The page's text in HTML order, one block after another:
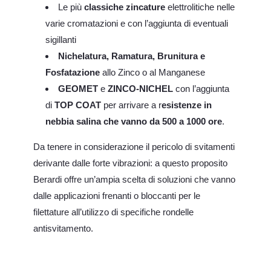
Le più classiche zincature elettrolitiche nelle
varie cromatazioni e con l’aggiunta di eventuali
sigillanti
Nichelatura, Ramatura, Brunitura e
Fosfatazione allo Zinco o al Manganese
GEOMET e ZINCO-NICHEL con l’aggiunta
di TOP COAT per arrivare a resistenze in
nebbia salina che vanno da 500 a 1000 ore.
Da tenere in considerazione il pericolo di svitamenti
derivante dalle forte vibrazioni: a questo proposito
Berardi offre un’ampia scelta di soluzioni che vanno
dalle applicazioni frenanti o bloccanti per le
filettature all’utilizzo di specifiche rondelle
antisvitamento.